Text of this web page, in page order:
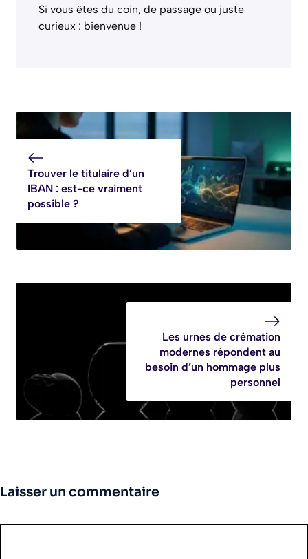
Si vous êtes du coin, de passage ou juste
curieux : bienvenue !
Trouver le titulaire d’un
IBAN : est-ce vraiment
possible ?
Les urnes de crémation
modernes répondent au
besoin d’un hommage plus
personnel
Laisser un commentaire